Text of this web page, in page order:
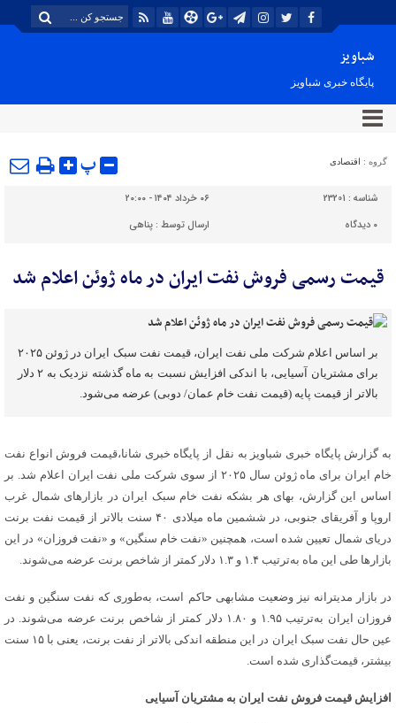
شباویز
پایگاه خبری شباویز
گروه : اقتصادی پ
شناسه : 23201
۰۶ خرداد ۱۴۰۴ - ۲۰:۰۰
۰ دیدگاه ارسال توسط :پناهی
قیمت رسمی فروش نفت ایران در ماه ژوئن اعلام شد
بر اساس اعلام شرکت ملی نفت ایران، قیمت نفت سبک ایران در ژوئن ۲۰۲۵
برای مشتریان آسیایی، با اندکی افزایش نسبت به ماه گذشته نزدیک به ۲ دلار
بالاتر از قیمت پایه (قیمت نفت خام عمان/ دوبی) عرضه می‌شود.
به گزارش پایگاه خبری شباویز به نقل از پایگاه خبری شانا،قیمت فروش انواع نفت
خام ایران برای ماه ژوئن سال ۲۰۲۵ از سوی شرکت ملی نفت ایران اعلام شد. بر
اساس این گزارش، بهای هر بشکه نفت خام سبک ایران در بازارهای شمال غرب
اروپا و آفریقای جنوبی، در ششمین ماه میلادی ۴۰ سنت بالاتر از قیمت نفت برنت
دریای شمال تعیین شده است، همچنین «نفت خام سنگین» و «نفت فروزان» در این
بازارها طی این ماه به‌ترتیب ۱.۴ و ۱.۳ دلار کمتر از شاخص برنت عرضه می‌شوند.
در بازار مدیترانه نیز وضعیت مشابهی حاکم است، به‌طوری که نفت سنگین و نفت
فروزان ایران به‌ترتیب ۱.۹۵ و ۱.۸۰ دلار کمتر از شاخص برنت عرضه می‌شوند. در
عین حال نفت سبک ایران در این منطقه اندکی بالاتر از نفت برنت، یعنی با ۱۵ سنت
بیشتر، قیمت‌گذاری شده است.
افزایش قیمت فروش نفت ایران به مشتریان آسیایی